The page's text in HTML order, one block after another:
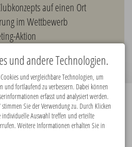
auf einen Ort
im Wettbewerb
Aktion
und andere Technologien.
und vergleichbare Technologien, um
und fortlaufend zu verbessern. Dabei können
erfasst und analysiert werden.
Sie der Verwendung zu. Durch Klicken
individuelle Auswahl treffen und erteilte
Weitere Informationen erhalten Sie in